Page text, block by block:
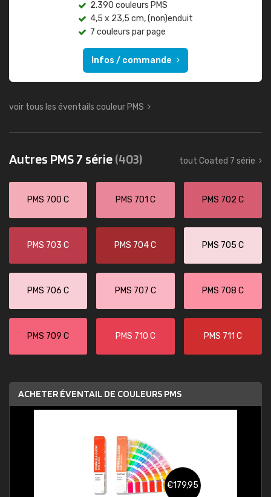
2.390 couleurs PMS
4,5 x 23,5 cm, (non)enduit
7 couleurs par page
Infos / commande
voir tous les éventails couleur PMS
Autres PMS 7 série(403) tout Coated 7 série
PMS 700 C PMS 701 C PMS 702 C
PMS 703 C PMS 704 C PMS 705 C
PMS 706 C PMS 707 C PMS 708 C
PMS 709 C PMS 710 C PMS 711 C
ACHETER ÉVENTAIL DE COULEURS PMS
€179,95